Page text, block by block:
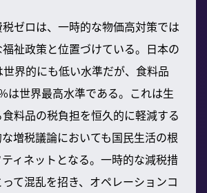
ゼロは、一時的な物価高対策では
祉政策と位置づけている。日本の
界的にも低い水準だが、食料品
は世界最高水準である。これは生
料品の税負担を恒久的に軽減する
増税議論においても国民生活の根
ィネットとなる。一時的な減税措
て混乱を招き、オペレーションコ